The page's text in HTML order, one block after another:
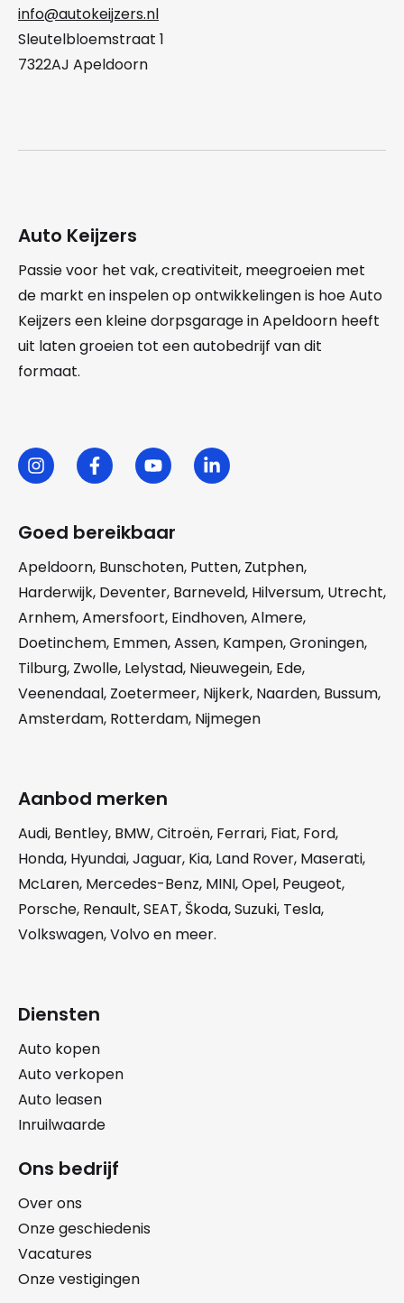
info@autokeijzers.nl
Sleutelbloemstraat 1
7322AJ Apeldoorn
Auto Keijzers
Passie voor het vak, creativiteit, meegroeien met
de markt en inspelen op ontwikkelingen is hoe Auto
Keijzers een kleine dorpsgarage in Apeldoorn heeft
uit laten groeien tot een autobedrijf van dit
formaat.
Goed bereikbaar
Apeldoorn, Bunschoten, Putten, Zutphen,
Harderwijk, Deventer, Barneveld, Hilversum, Utrecht,
Arnhem,Amersfoort, Eindhoven,Almere,
Doetinchem, Emmen,Assen, Kampen,Groningen,
Tilburg, Zwolle, Lelystad, Nieuwegein, Ede,
Veenendaal, Zoetermeer, Nijkerk, Naarden, Bussum,
Amsterdam, Rotterdam, Nijmegen
Aanbod merken
Audi, Bentley, BMW,Citroën, Ferrari, Fiat, Ford,
Honda, Hyundai,Jaguar, Kia, Land Rover, Maserati,
McLaren, Mercedes-Benz, MINI,Opel, Peugeot,
Porsche, Renault,SEAT, Škoda,Suzuki, Tesla,
Volkswagen,Volvoen meer.
Diensten
Auto kopen
Auto verkopen
Auto leasen
Inruilwaarde
Ons bedrijf
Over ons
Onze geschiedenis
Vacatures
Onze vestigingen